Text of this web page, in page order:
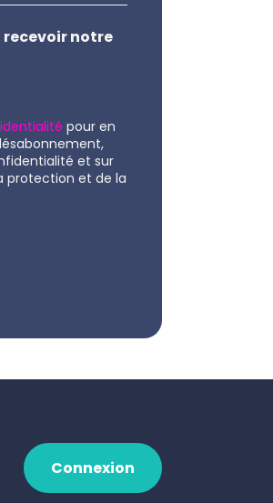
notre
pour en
et sur
protection et de la
Connexion